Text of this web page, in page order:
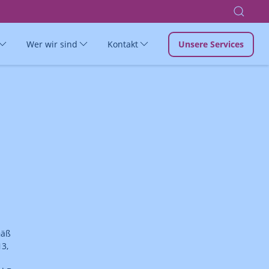
Wer wir sind Kontakt Unsere Services